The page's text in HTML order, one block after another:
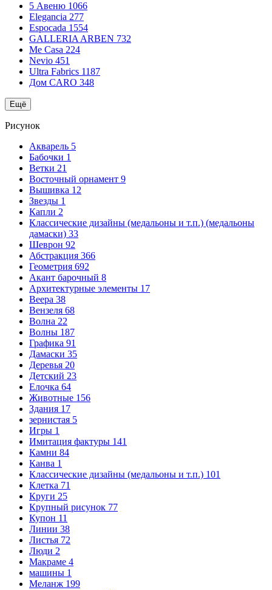
5 Авеню 1066
Elegancia 277
Espocada 1554
GALLERIA ARBEN 732
Me Casa 224
Nevio 451
Ultra Fabrics 1187
Дом CARO 348
Ещё
Рисунок
Акварель 5
Бабочки 1
Ветки 21
Восточный орнамент 9
Вышивка 12
Звезды 1
Капли 2
Классические дизайны (медальоны и т.п.) (медальоны
дамаски) 33
Шеврон 92
Абстракция 366
Геометрия 692
Акант барочный 8
Архитектурные элементы 17
Веера 38
Вензеля 68
Волна 22
Волны 187
Графика 91
Дамаски 35
Деревья 20
Детский 23
Елочка 64
Животные 156
Здания 17
зернистая 5
Игры 1
Имитация фактуры 141
Камни 84
Канва 1
Классические дизайны (медальоны и т.п.) 101
Клетка 71
Круги 25
Крупный рисунок 77
Купон 11
Линии 38
Листья 72
Люди 2
Макраме 4
машины 1
Меланж 199